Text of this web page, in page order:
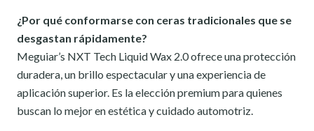
¿Por qué conformarse con ceras tradicionales que se
desgastan rápidamente?
Meguiar’s NXT Tech Liquid Wax 2.0 ofrece una protección
duradera, un brillo espectacular y una experiencia de
aplicación superior. Es la elección premium para quienes
buscan lo mejor en estética y cuidado automotriz.